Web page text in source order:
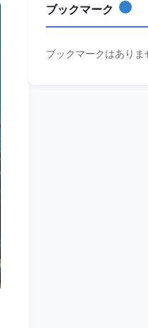
ブックマーク
ブックマークはありま